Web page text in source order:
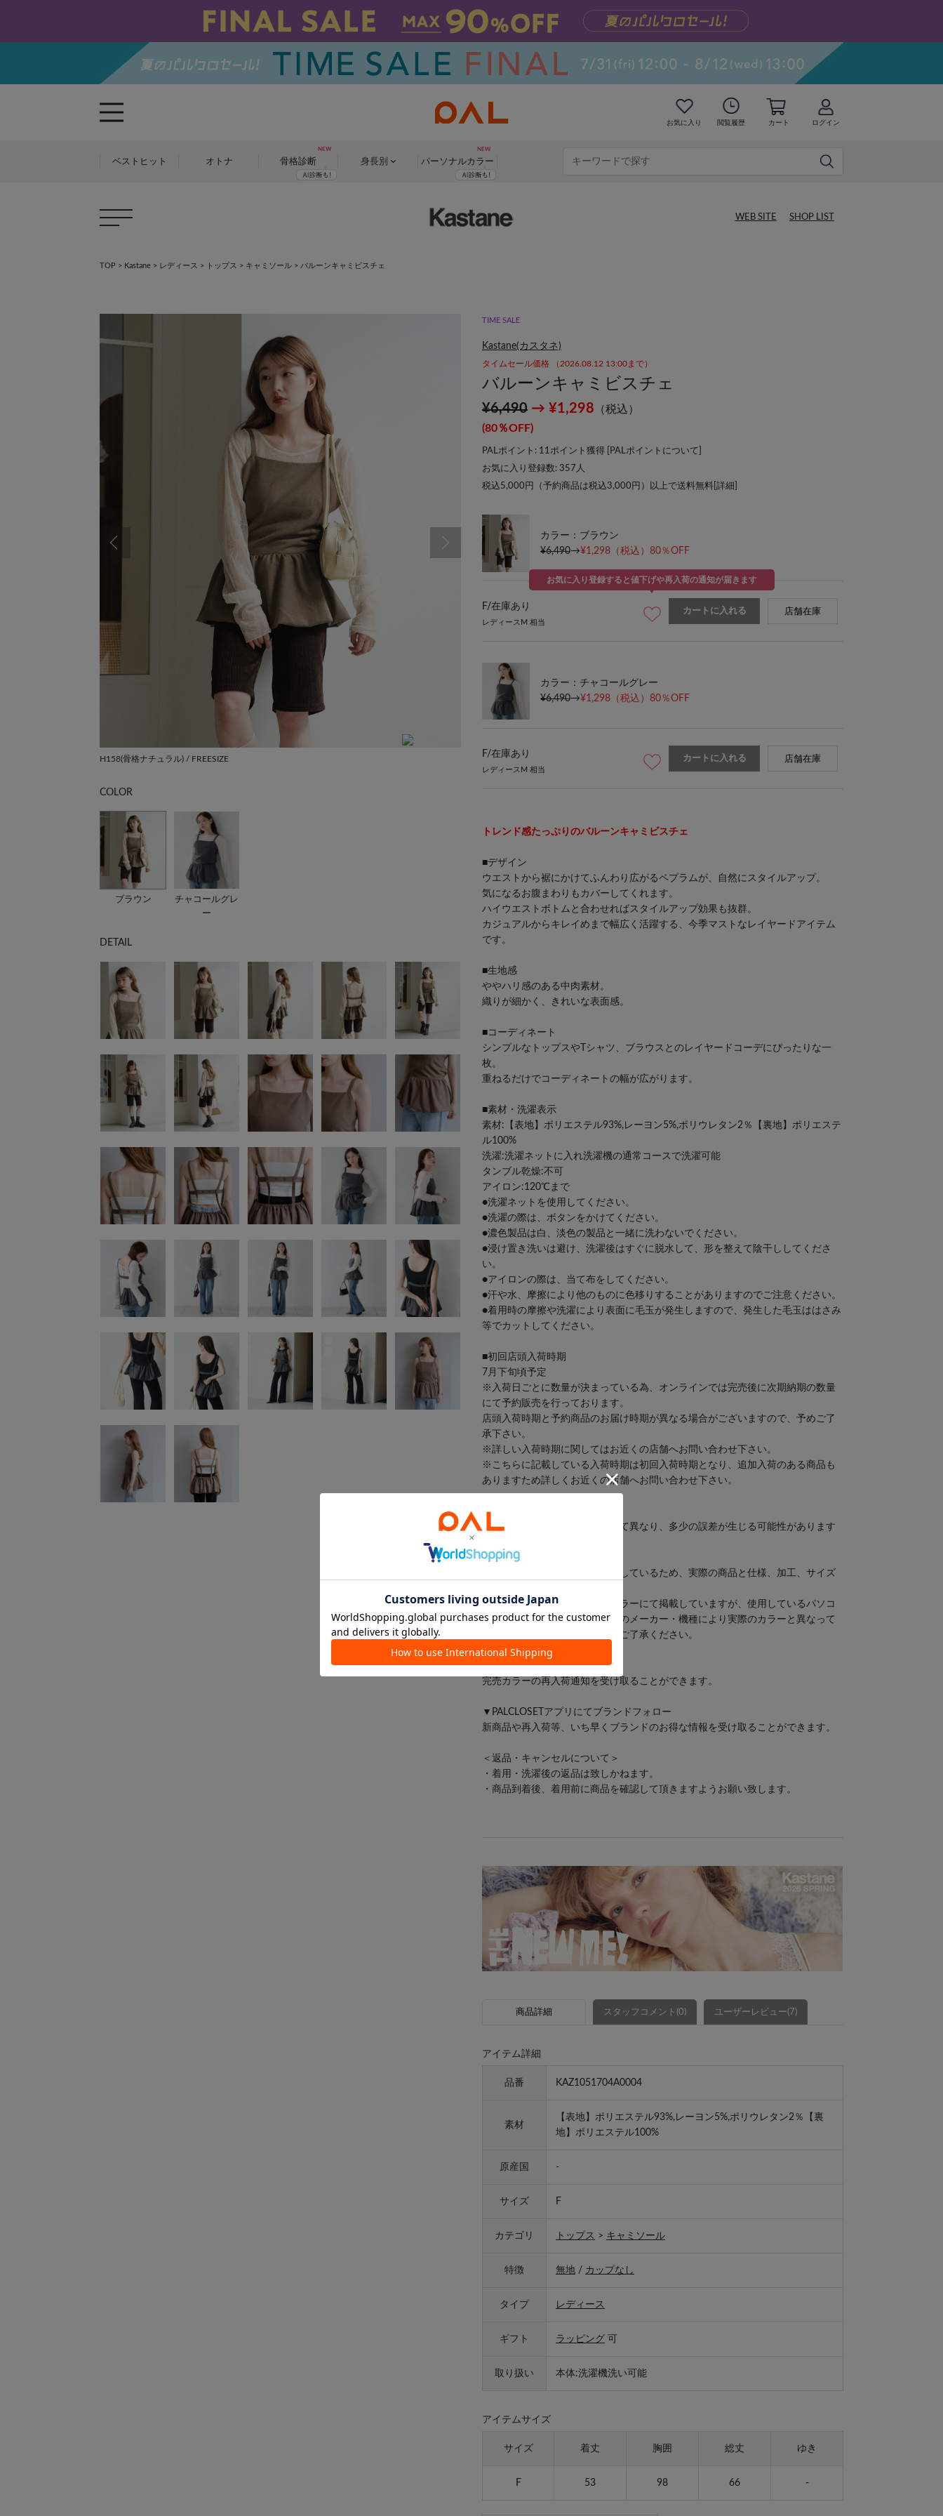
お気に入り 閲覧履歴 カート ログイン
ベストヒット オトナ 骨格診断 身長別 パーソナルカラー
WEB SITE SHOP LIST
TOP > Kastane > レディース > トップス > キャミソール > バルーンキャミビスチェ
H158(骨格ナチュラル) / FREESIZE H161(骨格ナチュラル) / FREESIZE
COLOR
ブラウン
チャコールグレ
ー
DETAIL
TIME SALE
Kastane(カスタネ)
タイムセール価格 （2026.08.12 13:00まで）
バルーンキャミビスチェ
¥6,490 → ¥1,298 （税込）
(80％OFF)
PALポイント: 11ポイント獲得 [ PALポイントについて
お気に入り登録数: 357 人
税込5,000円（予約商品は税込3,000円）以上で送料無料[ 詳細
カラー：ブラウン
¥6,490→¥1,298 （税込）80％OFF
F/在庫あり
レディースM 相当
お気に入り登録すると値下げや再入荷の通知が届きます
カートに入れる 店舗在庫
カラー：チャコールグレー
¥6,490→¥1,298 （税込）80％OFF
F/在庫あり
レディースM 相当
カートに入れる 店舗在庫
トレンド感たっぷりのバルーンキャミビスチェ
■デザイン
ウエストから裾にかけてふんわり広がるペプラムが、自然にスタイルアップ。
気になるお腹まわりもカバーしてくれます。
ハイウエストボトムと合わせればスタイルアップ効果も抜群。
カジュアルからキレイめまで幅広く活躍する、今季マストなレイヤードアイテム
です。
■生地感
ややハリ感のある中肉素材。
織りが細かく、きれいな表面感。
■コーディネート
シンプルなトップスやTシャツ、ブラウスとのレイヤードコーデにぴったりな一
枚。
重ねるだけでコーディネートの幅が広がります。
■素材・洗濯表示
素材:【表地】ポリエステル93%,レーヨン5%,ポリウレタン2％【裏地】ポリエステ
ル100%
洗濯:洗濯ネットに入れ洗濯機の通常コースで洗濯可能
タンブル乾燥:不可
アイロン:120℃まで
●洗濯ネットを使用してください。
●洗濯の際は、ボタンをかけてください。
●濃色製品は白、淡色の製品と一緒に洗わないでください。
●浸け置き洗いは避け、洗濯後はすぐに脱水して、形を整えて陰干ししてくださ
い。
●アイロンの際は、当て布をしてください。
●汗や水、摩擦により他のものに色移りすることがありますのでご注意ください。
●着用時の摩擦や洗濯により表面に毛玉が発生しますので、発生した毛玉ははさみ
等でカットしてください。
■初回店頭入荷時期
7月下旬頃予定
※入荷日ごとに数量が決まっている為、オンラインでは完売後に次期納期の数量
にて予約販売を行っております。
店頭入荷時期と予約商品のお届け時期が異なる場合がございますので、予めご了
承下さい。
※詳しい入荷時期に関してはお近くの店舗へお問い合わせ下さい。
※こちらに記載している入荷時期は初回入荷時期となり、追加入荷のある商品も
ありますため詳しくお近くの店舗へお問い合わせ下さい。
※サイズ採寸は各モールによって異なり、多少の誤差が生じる可能性があります
※商品画像はサンプル品を使用しているため、実際の商品と仕様、加工、サイズ
また、可能な限り実物に近いカラーにて掲載していますが、使用しているパソコ
ンのモニター設定や、携帯電話のメーカー・機種により実際のカラーと異なって
見える場合がございます。予めご了承ください。
▼商品のお気に入り登録
完売カラーの再入荷通知を受け取ることができます。
▼PALCLOSETアプリにてブランドフォロー
新商品や再入荷等、いち早くブランドのお得な情報を受け取ることができます。
＜返品・キャンセルについて＞
・着用・洗濯後の返品は致しかねます。
・商品到着後、着用前に商品を確認して頂きますようお願い致します。
商品詳細 スタッフコメント(0) ユーザーレビュー(7)
アイテム詳細
品番 KAZ1051704A0004
素材
【表地】ポリエステル93%,レーヨン5%,ポリウレタン2％【裏
地】ポリエステル100%
原産国 -
サイズ F
カテゴリ トップス > キャミソール
特徴 無地 / カップなし
タイプ レディース
ギフト ラッピング 可
取り扱い 本体:洗濯機洗い可能
アイテムサイズ
サイズ 着丈 胸囲 総丈 ゆき
F 53 98 66 -